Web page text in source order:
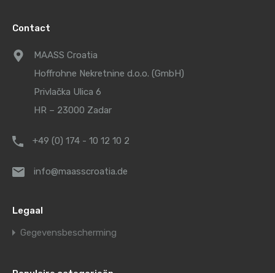
Contact
MAASS Croatia
Hoffrohne Nekretnine d.o.o. (GmbH)
Privlačka Ulica 6
HR – 23000 Zadar
+49 (0) 174 - 10 12 10 2
info@maasscroatia.de
Legaal
Gegevensbescherming